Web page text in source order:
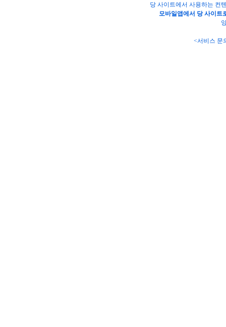
당 사이트에서 사용하는 컨
모바일앱에서 당 사이트
<서비스 문